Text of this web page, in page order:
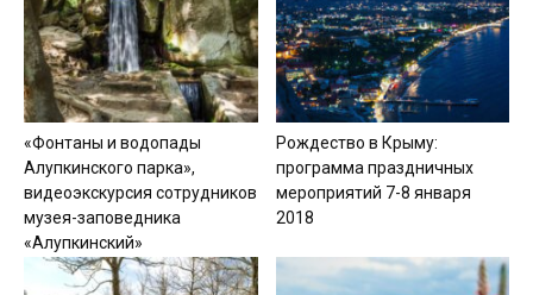
«Фонтаны и водопады
Алупкинского парка»,
видеоэкскурсия сотрудников
музея-заповедника
«Алупкинский»
Рождество в Крыму:
программа праздничных
мероприятий 7-8 января
2018